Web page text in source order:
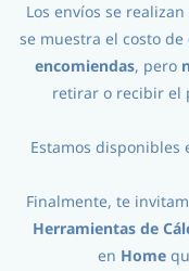
Kit Golden Ale 10Lts
Los envíos se realizan
se muestra el costo de
encomiendas, pero
retirar o recibir el
Estamos disponibles
Finalmente, te
Herramientas de
en Home